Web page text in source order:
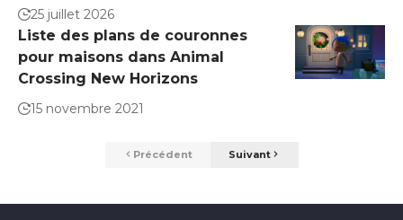
25 juillet 2026
Liste des plans de couronnes
pour maisons dans Animal
Crossing New Horizons
15 novembre 2021
Précédent Suivant